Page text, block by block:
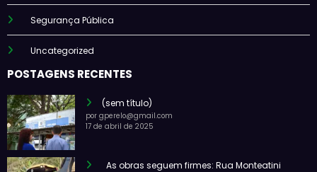
Segurança Pública
Uncategorized
POSTAGENS RECENTES
(sem título)
por gperelo@gmail.com
17 de abril de 2025
As obras seguem firmes: Rua Monteatini